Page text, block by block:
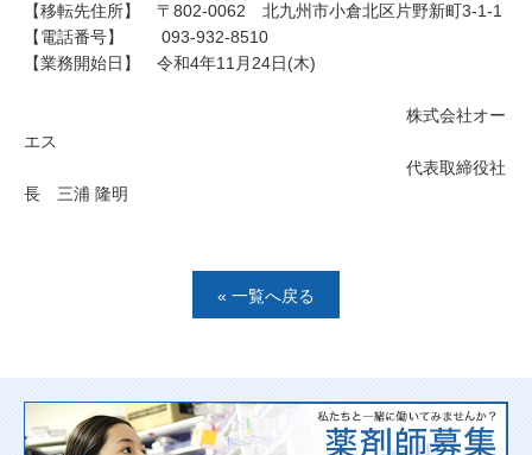
【移転先住所】 〒802-0062 北九州市小倉北区片野新町3-1-1
【電話番号】 093-932-8510
【業務開始日】 令和4年11月24日(木)
株式会社オー
エス
代表取締役社
長 三浦 隆明
« 一覧へ戻る